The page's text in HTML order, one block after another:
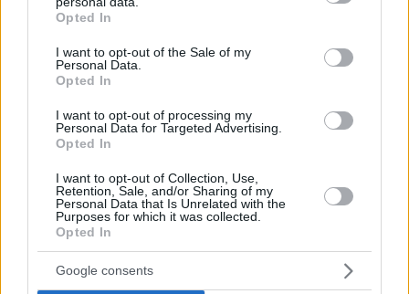
grant or deny consent to Google and its third-party tags to
use your data for below specified purposes in below Google
consent section.
Opted In
I want to opt-out of the Sale of my
Personal Data.
Opted In
I want to opt-out of processing my
Personal Data for Targeted Advertising.
Opted In
I want to opt-out of Collection, Use,
Retention, Sale, and/or Sharing of my
Personal Data that Is Unrelated with the
Purposes for which it was collected.
Opted In
Google consents
της στη Βουλιαγμένη, δείτε
φωτογραφίες
09.08.2026, 09:44
Χόρχε Μέσι: Ο εργάτης από το
από το χέρι και άλλαξε την ιστορία
του ποδοσφαίρου με μια υπογραφή
σε... χαρτοπετσέτα